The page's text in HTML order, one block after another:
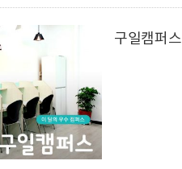
구일캠퍼스